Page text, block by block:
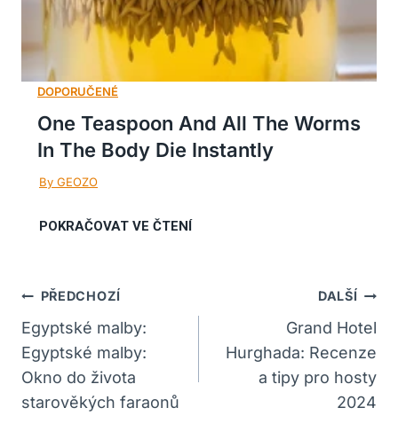
One Teaspoon And All The Worms
In The Body Die Instantly
Navigace
Pro
Příspěvek
PŘEDCHOZÍ
Egyptské malby:
Egyptské malby:
Okno do života
starověkých faraonů
DALŠÍ
Grand Hotel
Hurghada: Recenze
a tipy pro hosty
2024